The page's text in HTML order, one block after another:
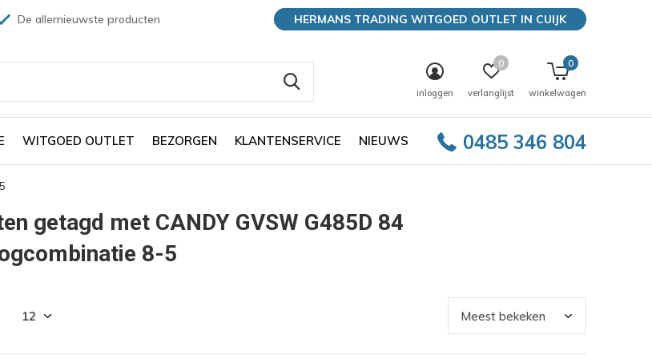
WITGOED OUTLET BEZORGEN KLANTENSERVICE NIEUWS 0485 346 804
inloggen verlanglijst
0
winkelwagen
0
De allernieuwste producten HERMANS TRADING WITGOED OUTLET IN CUIJK
getagd met CANDY GVSW G485D 84
8-5